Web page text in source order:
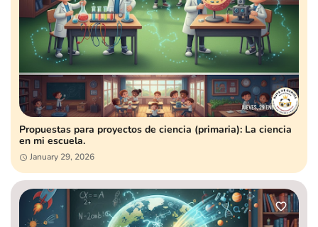
Propuestas para proyectos de ciencia (primaria): La ciencia
en mi escuela.
January 29, 2026